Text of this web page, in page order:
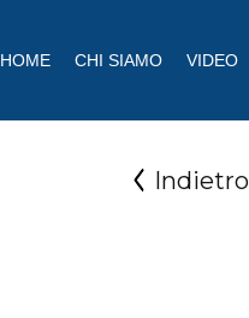
HOME CHI SIAMO VIDEO
Indietro